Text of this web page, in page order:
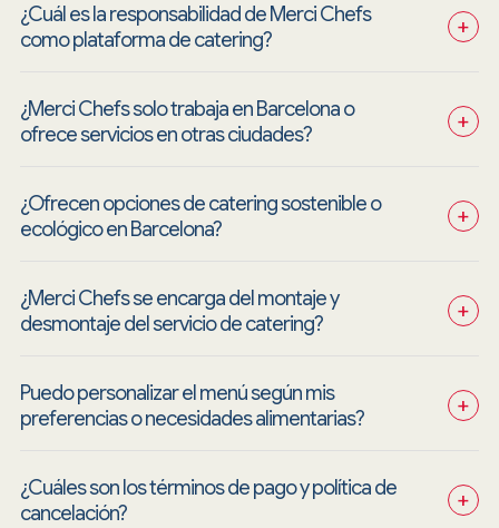
¿Cuál es la responsabilidad de Merci Chefs
como plataforma de catering?
+
¿Merci Chefs solo trabaja en Barcelona o
ofrece servicios en otras ciudades?
+
¿Ofrecen opciones de catering sostenible o
ecológico en Barcelona?
+
¿Merci Chefs se encarga del montaje y
desmontaje del servicio de catering?
+
Puedo personalizar el menú según mis
preferencias o necesidades alimentarias?
+
¿Cuáles son los términos de pago y política de
cancelación?
+